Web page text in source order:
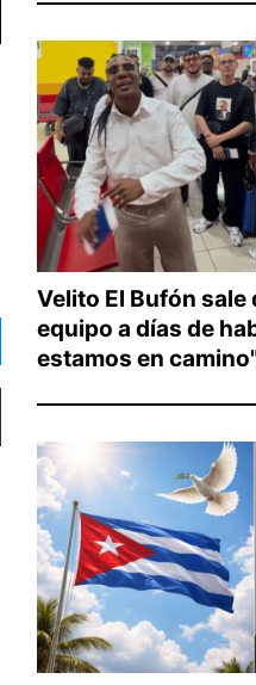
Velito El Bufón sale
equipo a días de
estamos en